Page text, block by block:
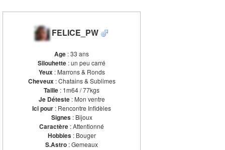
FELICE_PW
Age : 33 ans
Silouhette : un peu carré
Yeux : Marrons & Ronds
Cheveux : Chatains & Sublimes
Taille : 1m64 / 77kgs
Je Déteste: Mon ventre
Ici pour : Rencontre Infidèles
Signes: Bijoux
Caractère : Attentionné
Hobbies: Bouger
S.Astro : Gemeaux